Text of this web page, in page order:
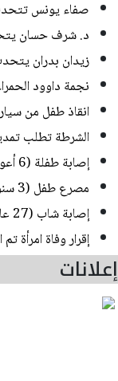
صفاء يونس تتحدث
د. شرف حسان
زيدان بدران
نجمة داوود
انقاذ طفل من
الشرطة تطلب
إصابة طفلة (6 أعوام) إثر تعرضها لحادث دهس في رهط
مصرع طفل (3 سنوات) دهسا في عرعرة واعتقال مشتبه
إصابة شاب (27 عاما) بحادث عنف في إكسال
إقرار وفاة امرأة
إعلانات